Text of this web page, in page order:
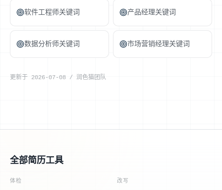
软件工程师关键词 产品经理关键词
数据分析师关键词 市场营销经理关键词
更新于 2026-07-08 / 润色猫团队
全部简历工具
体检 改写